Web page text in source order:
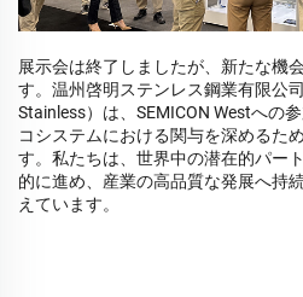
展示会は終了しましたが、新たな機
す。温州啓明ステンレス鋼業有限公
Stainless）は、SEMICON Westへの
コシステムにおける関与を深めるた
す。私たちは、世界中の潜在的パー
的に進め、産業の高品質な発展へ持
えています。